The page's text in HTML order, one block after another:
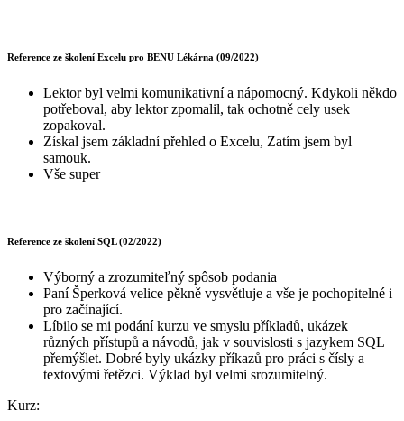
Reference ze školení Excelu pro BENU Lékárna (09/2022)
Lektor byl velmi komunikativní a nápomocný. Kdykoli někdo
potřeboval, aby lektor zpomalil, tak ochotně cely usek
zopakoval.
Získal jsem základní přehled o Excelu, Zatím jsem byl
samouk.
Vše super
Reference ze školení SQL (02/2022)
Výborný a zrozumiteľný spôsob podania
Paní Šperková velice pěkně vysvětluje a vše je pochopitelné i
pro začínající.
Líbilo se mi podání kurzu ve smyslu příkladů, ukázek
různých přístupů a návodů, jak v souvislosti s jazykem SQL
přemýšlet. Dobré byly ukázky příkazů pro práci s čísly a
textovými řetězci. Výklad byl velmi srozumitelný.
Kurz: